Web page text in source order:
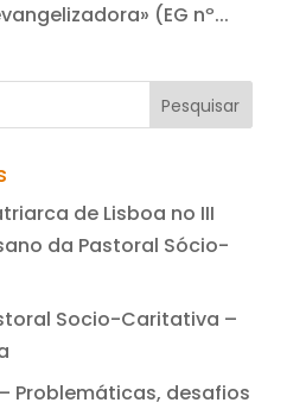
(EG nº...
de Lisboa no III
da Pastoral Sócio-
Socio-Caritativa –
Problemáticas, desafios